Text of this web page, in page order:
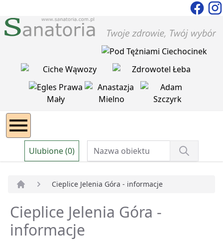
Ulubione (0)
Cieplice Jelenia Góra - informacje
Cieplice Jelenia Góra -
informacje